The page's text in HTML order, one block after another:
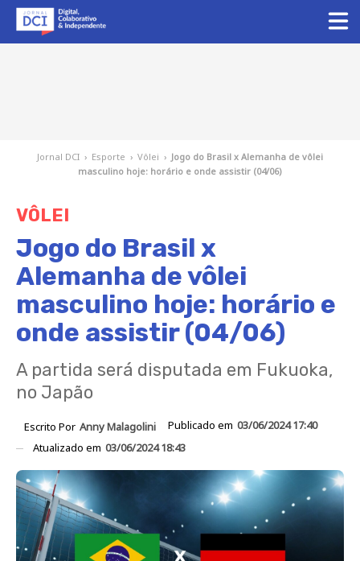
Jornal DCI › Esporte › Vôlei › Jogo do Brasil x Alemanha de vôlei
masculino hoje: horário e onde assistir (04/06)
VÔLEI
Jogo do Brasil x
Alemanha de vôlei
masculino hoje: horário e
onde assistir (04/06)
A partida será disputada em Fukuoka,
no Japão
Escrito Por Anny Malagolini Publicado em 03/06/2024 17:40
Atualizado em 03/06/2024 18:43